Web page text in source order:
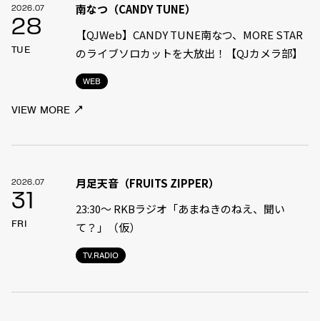
2026.07
28
TUE
WEB
南なつ（CANDY TUNE）
【QJWeb】CANDY TUNE南なつ、MORE STAR
のライブソロカットを大放出！【QJカメラ部】
VIEW MORE
2026.07
31
FRI
TV.RADIO
月足天音（FRUITS ZIPPER）
23:30〜 RKBラジオ「あまねきのねえ、聞い
て？」（仮）